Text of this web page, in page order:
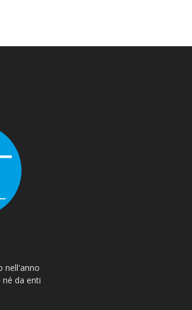
nell'anno
da enti